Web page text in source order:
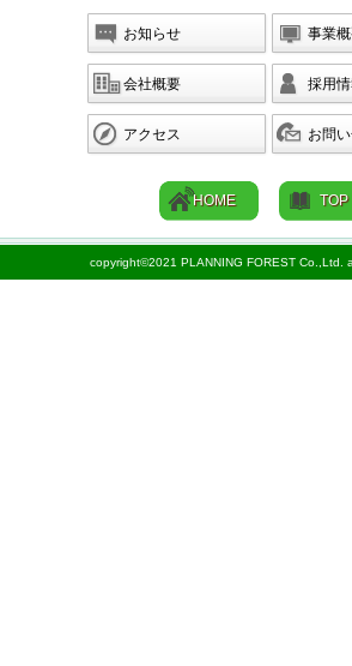
お知らせ 事業
会社概要 採用
アクセス お問
HOME TOP
copyright©2021 PLANNING FOREST Co.,Ltd.